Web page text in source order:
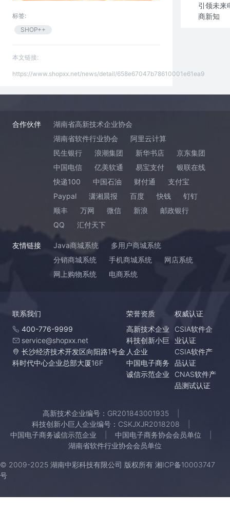
标签:
SHOP++
本文链接:
https://www.shopxx.net/news/detail/658e67047b78610001e61ea9
引领未来
商新知
合作伙伴
湖南省高新技术企业协会
湖南省软件行业协会
阿里云计算
民生银行
浪潮集团 新华书店
京东集团
中国电信
亿美软通 易宝支付
银联在线
快递100
中国石油 财付通
支付宝
Paypal
潇湘晨报 百度 快钱
钉钉
顺丰
万网 微信 新浪
邮政银行
QQ
汇付天下
友情链接 Java商城系统
多用户商城系统
分销商城系统
手机商城系统
网店系统
网上购物系统
电商系统
联系我们
400-776-9999
service@shopxx.net
长沙经济技术开发区向阳路1号金
科时代中心企业总部大厦16F
荣誉资质
高新技术企业
科技创新小巨
人企业
中国电子商务
诚信示范企业
权威认证
CSIA软件企
业认证
CSIA软件产
品认证
CNAS软件产
品测试认证
高新技术企业编号：GR201843001935
科技创新小巨人企业编号：CSKJXJR2018208
中国电子商务诚信示范企业
中国电子商务协会会员单位
湖南省软件行业协会会员单位
© 2009-2025 湖南中彩科技有限公司 版权所有 湘ICP备10003747
号